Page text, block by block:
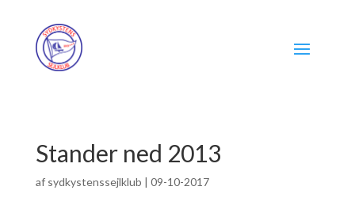
Stander ned 2013
af sydkystenssejlklub | 09-10-2017